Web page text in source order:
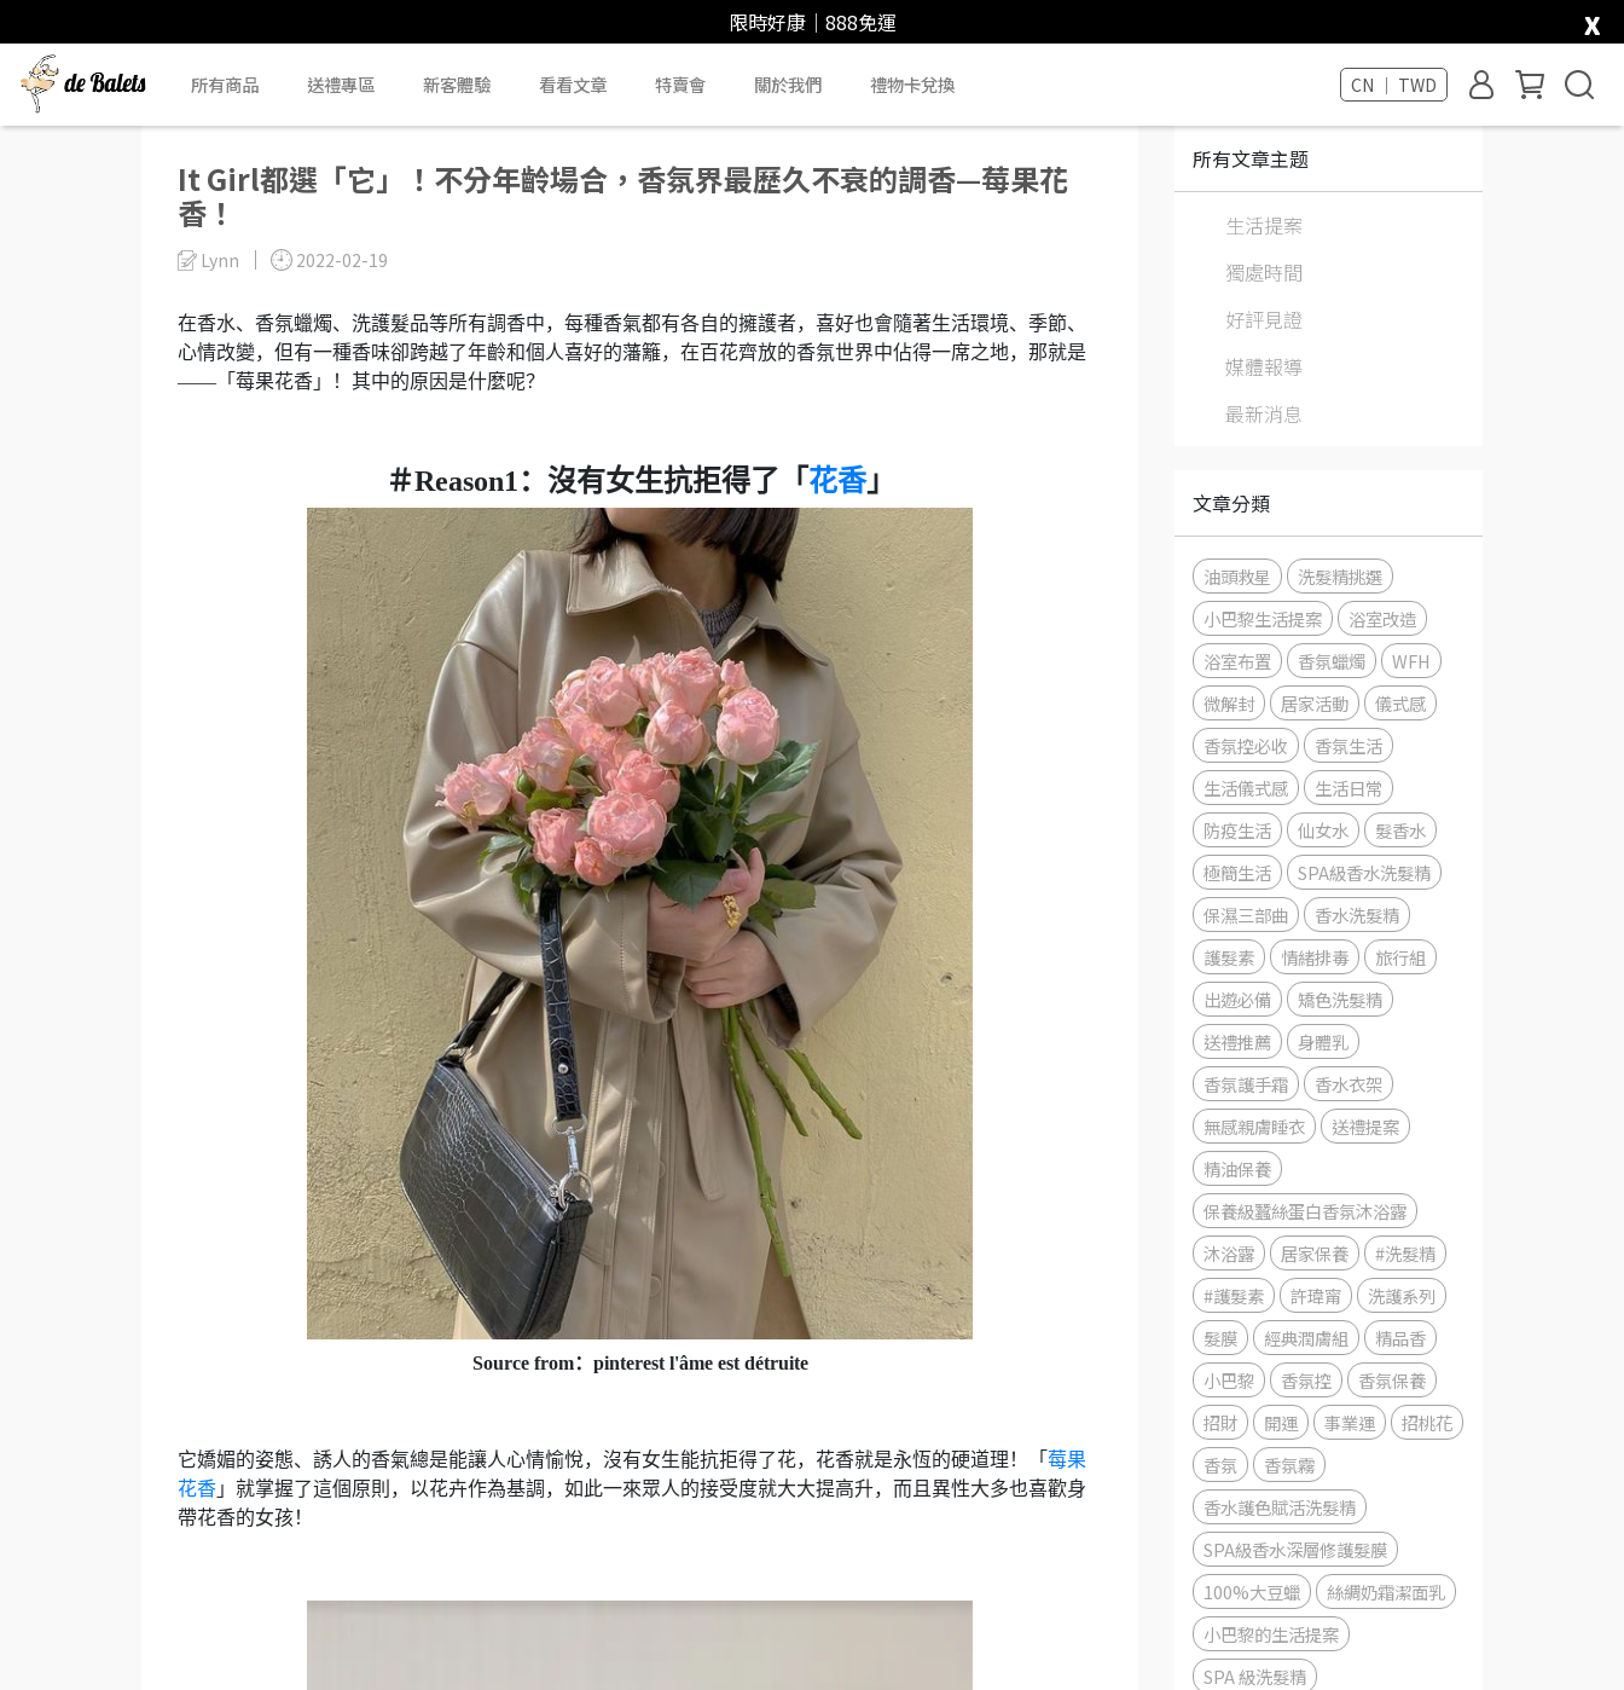
限時好康｜888免運 x
所有商品 送禮專區 新客體驗 看看文章 特賣會 關於我們 禮物卡兌換 CN ｜ TWD
It Girl都選「它」！不分年齡場合，香氛界最歷久不衰的調香—莓果花
香！
Lynn 2022-02-19
在香水、香氛蠟燭、洗護髮品等所有調香中，每種香氣都有各自的擁護者，喜好也會隨著生活環境、季節、
心情改變，但有一種香味卻跨越了年齡和個人喜好的藩籬，在百花齊放的香氛世界中佔得一席之地，那就是
——「莓果花香」！其中的原因是什麼呢？
＃Reason1：沒有女生抗拒得了「 花香」
Source from：pinterest l'âme est détruite
它嬌媚的姿態、誘人的香氣總是能讓人心情愉悅，沒有女生能抗拒得了花，花香就是永恆的硬道理！「 莓果
花香 」就掌握了這個原則，以花卉作為基調，如此一來眾人的接受度就大大提高升，而且異性大多也喜歡身
帶花香的女孩！
所有文章主题
生活提案
獨處時間
好評見證
媒體報導
最新消息
文章分類
油頭救星
洗髮精挑選
小巴黎生活提案
浴室改造
浴室布置
香氛蠟燭
WFH
微解封
居家活動
儀式感
香氛控必收
香氛生活
生活儀式感
生活日常
防疫生活
仙女水
髮香水
極簡生活
SPA級香水洗髮精
保濕三部曲
香水洗髮精
護髮素
情緒排毒
旅行組
出遊必備
矯色洗髮精
送禮推薦
身體乳
香氛護手霜
香水衣架
無感親膚睡衣
送禮提案
精油保養
保養級蠶絲蛋白香氛沐浴露
沐浴露
居家保養
#洗髮精
#護髮素
許瑋甯
洗護系列
髮膜
經典潤膚組
精品香
小巴黎
香氛控
香氛保養
招財
開運 事業運
招桃花
香氛
香氛霧
香水護色賦活洗髮精
SPA級香水深層修護髮膜
100%大豆蠟
絲綢奶霜潔面乳
小巴黎的生活提案
SPA 級洗髮精